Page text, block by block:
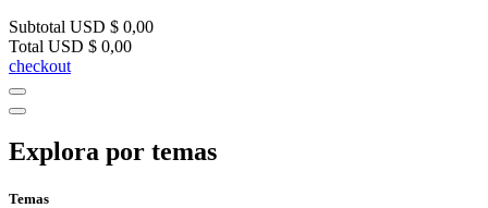
Subtotal USD $ 0,00
Total USD $ 0,00
checkout
Explora por temas
Temas